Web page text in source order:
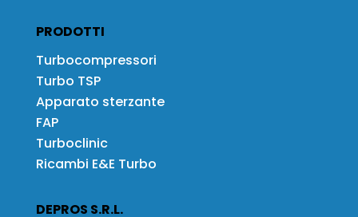
PRODOTTI
Turbocompressori
Turbo TSP
Apparato sterzante
FAP
Turboclinic
Ricambi E&E Turbo
DEPROS S.R.L.